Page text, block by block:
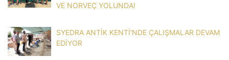
VE NORVEÇ YOLUNDA!
SYEDRA ANTİK KENTİ’NDE ÇALIŞMALAR DEVAM
EDİYOR